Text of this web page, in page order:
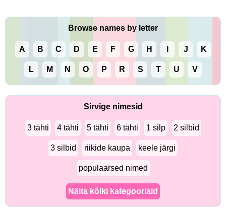
Browse names by letter
A B C D E F G H J K
L M N O P R S T U V
Sirvige nimesid
3 tähti 4 tähti 5 tähti 6 tähti 1 silp 2 silbid
3 silbid riikide kaupa keele järgi
populaarsed nimed
Näita kõiki kategooriaid